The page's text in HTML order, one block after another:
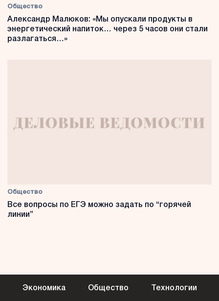
Общество
Александр Малюков: «Мы опускали продукты в
энергетический напиток… через 5 часов они стали
разлагаться…»
Общество
Все вопросы по ЕГЭ можно задать по “горячей
линии”
Экономика Общество Технологии